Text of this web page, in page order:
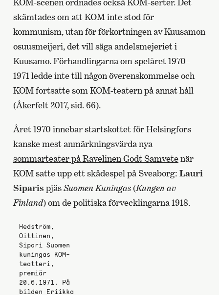
KOM-scenen ordnades också KOM-serter. Det
skämtades om att KOM inte stod för
kommunism, utan för förkortningen av Kuusamon
osuusmeijeri, det vill säga andelsmejeriet i
Kuusamo. Förhandlingarna om spelåret 1970–
1971 ledde inte till någon överenskommelse och
KOM fortsatte som KOM-teatern på annat håll
(Åkerfelt 2017, sid. 66).
Året 1970 innebar startskottet för Helsingfors
kanske mest anmärkningsvärda nya
sommarteater på Ravelinen Godt Samvetenär
KOM satte upp ett skådespel på Sveaborg: Lauri
Siparis pjäsSuomen Kuningas(Kungen av
Finland) om de politiska förvecklingarna 1918.
Hedström,
Oittinen,
Sipari Suomen
kuningas KOM-
teatteri,
premiär
20.6.1971. På
bilden Eriikka